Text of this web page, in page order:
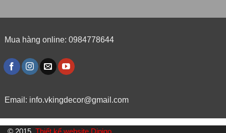
Mua hàng online: 0984778644
Email: info.vkingdecor@gmail.com